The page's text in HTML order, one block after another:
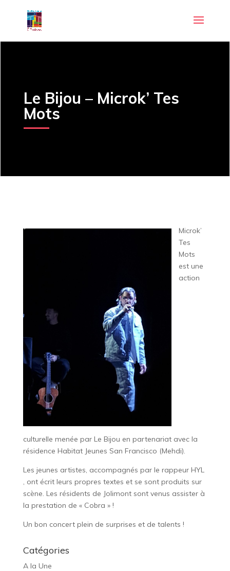
Le Bijou – Microk’ Tes
Mots
Microk’
Tes
Mots
est une
action
culturelle menée par Le Bijou en partenariat avec la
résidence Habitat Jeunes San Francisco (Mehdi).
Les jeunes artistes, accompagnés par le rappeur HYL
, ont écrit leurs propres textes et se sont produits sur
scène. Les résidents de Jolimont sont venus assister à
la prestation de « Cobra » !
Un bon concert plein de surprises et de talents !
Catégories
A la Une